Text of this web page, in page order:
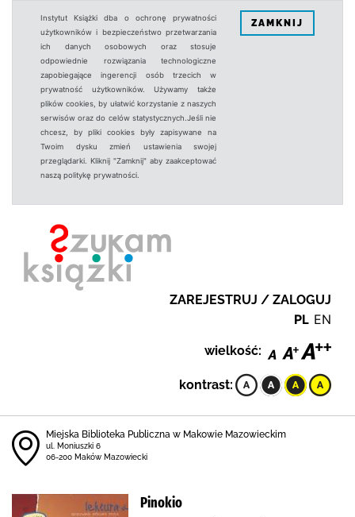
Instytut Książki dba o ochronę prywatności
użytkowników i bezpieczeństwo przetwarzania
ich danych osobowych oraz stosuje
odpowiednie rozwiązania technologiczne
zapobiegające ingerencji osób trzecich w
prywatność użytkowników. Używamy także
plików cookies, by ułatwić korzystanie z naszych
serwisów oraz do celów statystycznych.Jeśli nie
chcesz, by pliki cookies były zapisywane na
Twoim dysku zmień ustawienia swojej
przeglądarki. Kliknij "Zamknij" aby zaakceptować
naszą politykę prywatności.
ZAMKNIJ
ZAREJESTRUJ / ZALOGUJ
PL EN
wielkość:
kontrast:
Miejska Biblioteka Publiczna w Makowie Mazowieckim
ul. Moniuszki 6
06-200 Maków Mazowiecki
Pinokio